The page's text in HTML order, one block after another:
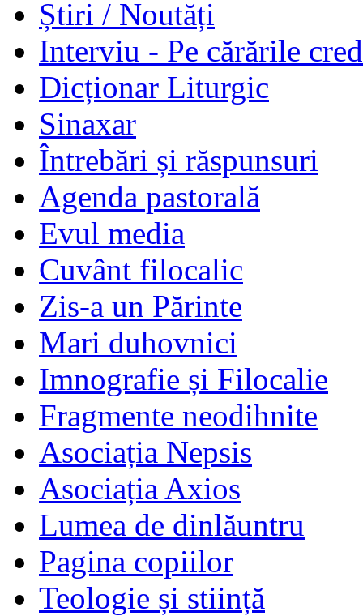
Știri / Noutăți
Interviu - Pe cărările
Dicționar Liturgic
Sinaxar
Întrebări și răspunsuri
Agenda pastorală
Evul media
Cuvânt filocalic
Zis-a un Părinte
Mari duhovnici
Imnografie și Filocalie
Fragmente neodihnite
Asociația Nepsis
Asociația Axios
Lumea de dinlăuntru
Pagina copiilor
Teologie și stiință